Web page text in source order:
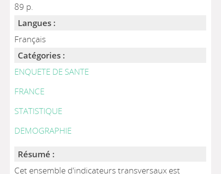
89 p.
Langues :
Français
Catégories :
ENQUETE DE SANTE
FRANCE
STATISTIQUE
DEMOGRAPHIE
Résumé :
Cet ensemble d'indicateurs transversaux est